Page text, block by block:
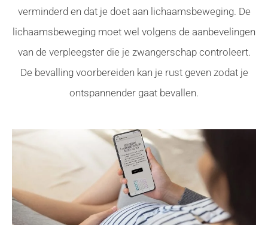
verminderd en dat je doet aan lichaamsbeweging. De
lichaamsbeweging moet wel volgens de aanbevelingen
van de verpleegster die je zwangerschap controleert.
De bevalling voorbereiden kan je rust geven zodat je
ontspannender gaat bevallen.